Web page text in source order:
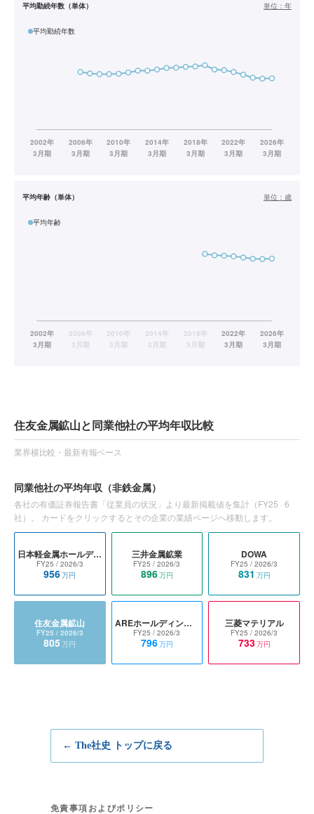
平均勤続年数（単体） 単位： 年
平均勤続年数
平均年齢（単体） 単位： 歳
平均年齢
住友金属鉱山と同業他社の平均年収比較
業界横比較・最新有報ベース
同業他社の平均年収 （非鉄金属）
各社の有価証券報告書「従業員の状況」より最新掲載値を集計（FY25 · 6
社）。 カードをクリックするとその企業の業績ページへ移動します。
日本軽金属ホールディングス
FY25 / 2026/3
956万円
三井金属鉱業
FY25 / 2026/3
896万円
DOWA
FY25 / 2026/3
831 万円
住友金属鉱山
FY25 / 2026/3
805万円
AREホールディングス
FY25 / 2026/3
796万円
三菱マテリアル
FY25 / 2026/3
733万円
← The社史 トップに戻る
免責事項およびポリシー